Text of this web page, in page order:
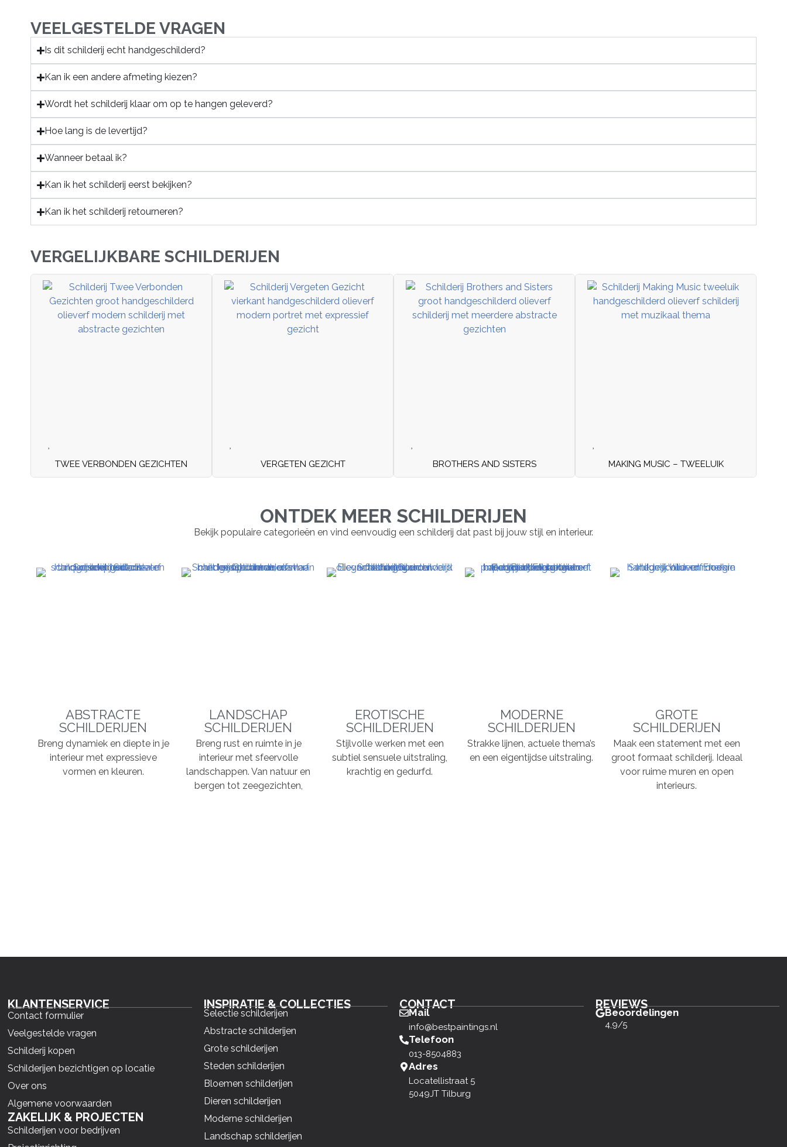
VEELGESTELDE VRAGEN
Is dit schilderij echt handgeschilderd?
Kan ik een andere afmeting kiezen?
Wordt het schilderij klaar om op te hangen geleverd?
Hoe lang is de levertijd?
Wanneer betaal ik?
Kan ik het schilderij eerst bekijken?
Kan ik het schilderij retourneren?
VERGELIJKBARE SCHILDERIJEN
TWEE VERBONDEN GEZICHTEN VERGETEN GEZICHT BROTHERS AND SISTERS MAKING MUSIC – TWEELUIK
ONTDEK MEER SCHILDERIJEN
Bekijk populaire categorieën en vind eenvoudig een schilderij dat past bij jouw stijl en interieur.
ABSTRACTE
SCHILDERIJEN
Breng dynamiek en diepte in je
interieur met expressieve
vormen en kleuren.
LANDSCHAP
SCHILDERIJEN
Breng rust en ruimte in je
interieur met sfeervolle
landschappen. Van natuur en
bergen tot zeegezichten,
EROTISCHE
SCHILDERIJEN
Stijlvolle werken met een
subtiel sensuele uitstraling,
krachtig en gedurfd.
MODERNE
SCHILDERIJEN
Strakke lijnen, actuele thema’s
en een eigentijdse uitstraling.
GROTE
SCHILDERIJEN
Maak een statement met een
groot formaat schilderij. Ideaal
voor ruime muren en open
interieurs.
KLANTENSERVICE
Contact formulier
Veelgestelde vragen
Schilderij kopen
Schilderijen bezichtigen op locatie
Over ons
Algemene voorwaarden
ZAKELIJK & PROJECTEN
Schilderijen voor bedrijven
INSPIRATIE & COLLECTIES
Selectie schilderijen
Abstracte schilderijen
Grote schilderijen
Steden schilderijen
Bloemen schilderijen
Dieren schilderijen
Moderne schilderijen
Landschap schilderijen
CONTACT
Mail
info@bestpaintings.nl
Telefoon
013-8504883
Adres
Locatellistraat 5
5049JT Tilburg
REVIEWS
Beoordelingen
4,9/5